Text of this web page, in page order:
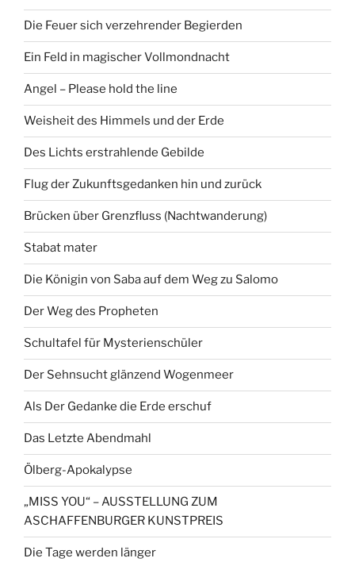
Die Feuer sich verzehrender Begierden
Ein Feld in magischer Vollmondnacht
Angel – Please hold the line
Weisheit des Himmels und der Erde
Des Lichts erstrahlende Gebilde
Flug der Zukunftsgedanken hin und zurück
Brücken über Grenzfluss (Nachtwanderung)
Stabat mater
Die Königin von Saba auf dem Weg zu Salomo
Der Weg des Propheten
Schultafel für Mysterienschüler
Der Sehnsucht glänzend Wogenmeer
Als Der Gedanke die Erde erschuf
Das Letzte Abendmahl
Ölberg-Apokalypse
„MISS YOU“ – AUSSTELLUNG ZUM
ASCHAFFENBURGER KUNSTPREIS
Die Tage werden länger